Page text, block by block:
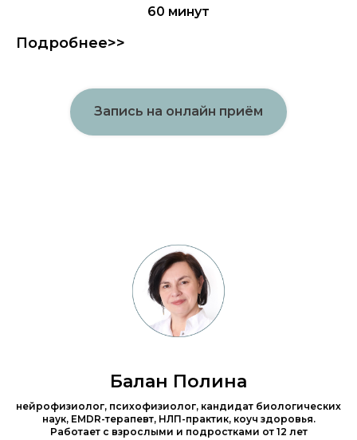
60 минут
Подробнее>>
Запись на онлайн приём
Балан Полина
нейрофизиолог, психофизиолог, кандидат биологических
наук, EMDR-терапевт, НЛП-практик, коуч здоровья.
Работает с взрослыми и подростками от 12 лет